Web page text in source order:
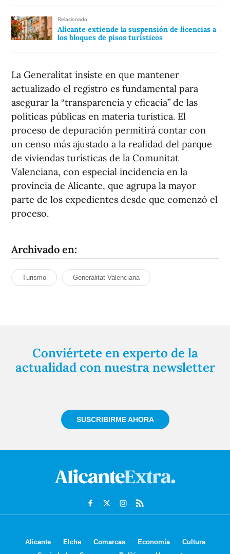
Relacionado
Alicante extiende la suspensión de licencias a
los bloques de pisos turísticos
La Generalitat insiste en que mantener
actualizado el registro es fundamental para
asegurar la “transparencia y eficacia” de las
políticas públicas en materia turística. El
proceso de depuración permitirá contar con
un censo más ajustado a la realidad del parque
de viviendas turísticas de la Comunitat
Valenciana, con especial incidencia en la
provincia de Alicante, que agrupa la mayor
parte de los expedientes desde que comenzó el
proceso.
Archivado en:
Turismo Generalitat Valenciana
Conviértete en experto de la
actualidad con nuestra newsletter
SUSCRIBIRME AHORA
Alicante Elche Comarcas Economía
Cultura